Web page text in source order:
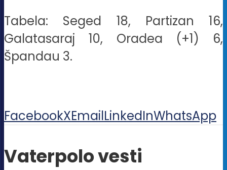
Tabela: Seged 18, Partizan 16,
Galatasaraj 10, Oradea (+1) 6,
Špandau 3.
FacebookXEmailLinkedInWhatsApp
Vaterpolo vesti